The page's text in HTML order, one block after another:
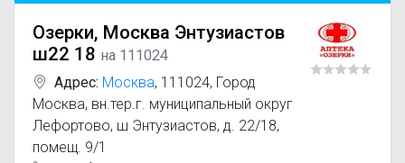
Озерки, Москва Энтузиастов
ш22 18 на 111024
Адрес: Москва, 111024, Город
Москва, вн.тер.г. муниципальный округ
Лефортово, ш Энтузиастов, д. 22/18,
помещ. 9/1